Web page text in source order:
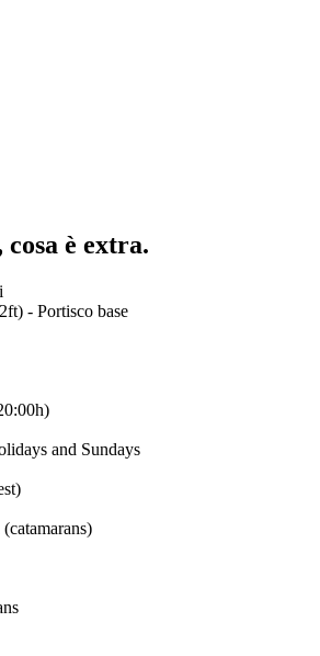
cosa è extra.
- Portisco base
and Sundays